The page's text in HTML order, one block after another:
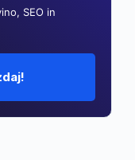
SEO in